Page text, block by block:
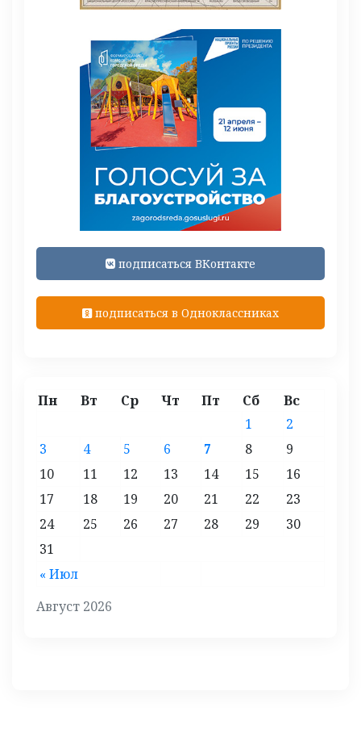
подписаться ВКонтакте
подписаться в Одноклассниках
Август 2026
Пн Вт Ср Чт Пт Сб Вс
« Июл
1
2
3
4 5 6 7 8
9
10
11 12 13 14 15
16
17
18 19 20 21 22
23
24
25 26 27 28 29
30
31